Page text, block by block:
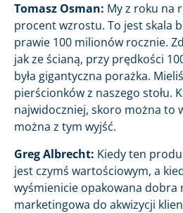
Tomasz Osman: My z roku na
procent wzrostu. To jest skala
prawie 100 milionów rocznie.
jak ze ścianą, przy prędkości
była gigantyczna porażka.
pierścionków z naszego stołu.
najwidoczniej, skoro można to
można z tym wyjść.
Greg Albrecht: Kiedy ten
jest czymś wartościowym, a
wyśmienicie opakowana dobra
marketingowa do akwizycji